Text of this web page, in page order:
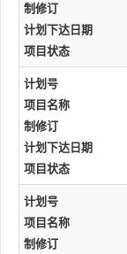
制修订
计划下达日期
项目状态
计划号
项目名称
制修订
计划下达日期
项目状态
计划号
项目名称
制修订